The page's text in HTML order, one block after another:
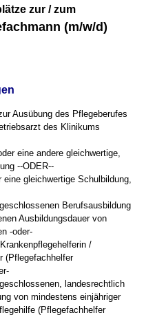
zur / zum
(m/w/d)
Ausübung des Pflegeberufes
des Klinikums
eine andere gleichwertige,
--ODER--
gleichwertige Schulbildung,
Berufsausbildung
Ausbildungsdauer von
-oder-
/
(Pflegefachhelfer
landesrechtlich
von mindestens einjähriger
(Pflegefachhelfer